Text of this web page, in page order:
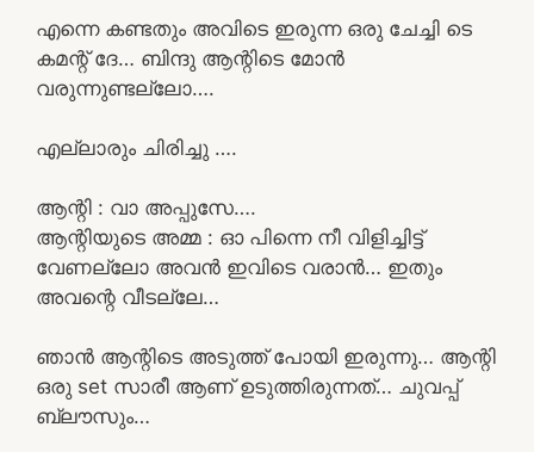
എന്നെ കണ്ടതും അവിടെ ഇരുന്ന ഒരു ചേച്ചി ടെ
കമന്റ് ദേ… ബിന്ദു ആന്റിടെ മോൻ
വരുന്നുണ്ടല്ലോ….
എല്ലാരും ചിരിച്ചു ….
ആന്റി : വാ അപ്പുസേ….
ആന്റിയുടെ അമ്മ : ഓ പിന്നെ നീ വിളിച്ചിട്ട്
വേണല്ലോ അവൻ ഇവിടെ വരാൻ… ഇതും
അവന്റെ വീടല്ലേ…
ഞാൻ ആന്റിടെ അടുത്ത് പോയി ഇരുന്നു… ആന്റി
ഒരു set സാരീ ആണ് ഉടുത്തിരുന്നത്… ചുവപ്പ്
ബ്ലൗസും…